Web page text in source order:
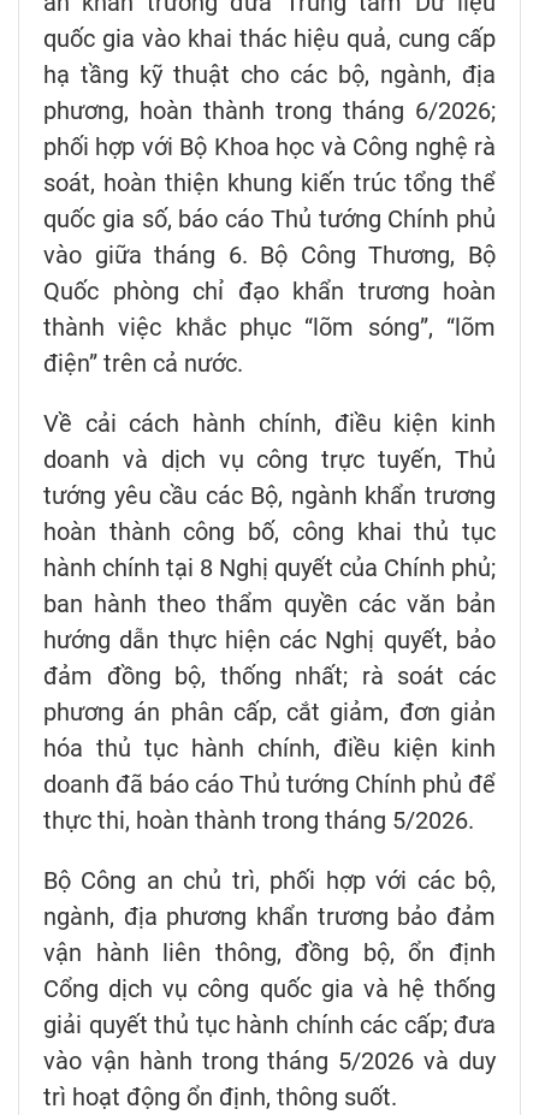
quốc gia vào khai thác hiệu quả, cung cấp
hạ tầng kỹ thuật cho các bộ, ngành, địa
phương, hoàn thành trong tháng 6/2026;
phối hợp với Bộ Khoa học và Công nghệ rà
soát, hoàn thiện khung kiến trúc tổng thể
quốc gia số, báo cáo Thủ tướng Chính phủ
vào giữa tháng 6. Bộ Công Thương, Bộ
Quốc phòng chỉ đạo khẩn trương hoàn
thành việc khắc phục “lõm sóng”, “lõm
điện” trên cả nước.
Về cải cách hành chính, điều kiện kinh
doanh và dịch vụ công trực tuyến, Thủ
tướng yêu cầu các Bộ, ngành khẩn trương
hoàn thành công bố, công khai thủ tục
hành chính tại 8 Nghị quyết của Chính phủ;
ban hành theo thẩm quyền các văn bản
hướng dẫn thực hiện các Nghị quyết, bảo
đảm đồng bộ, thống nhất; rà soát các
phương án phân cấp, cắt giảm, đơn giản
hóa thủ tục hành chính, điều kiện kinh
doanh đã báo cáo Thủ tướng Chính phủ để
thực thi, hoàn thành trong tháng 5/2026.
Bộ Công an chủ trì, phối hợp với các bộ,
ngành, địa phương khẩn trương bảo đảm
vận hành liên thông, đồng bộ, ổn định
Cổng dịch vụ công quốc gia và hệ thống
giải quyết thủ tục hành chính các cấp; đưa
vào vận hành trong tháng 5/2026 và duy
trì hoạt động ổn định, thông suốt.